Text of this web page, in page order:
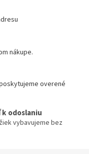
nákupe.
overené
odoslaniu
vybavujeme bez